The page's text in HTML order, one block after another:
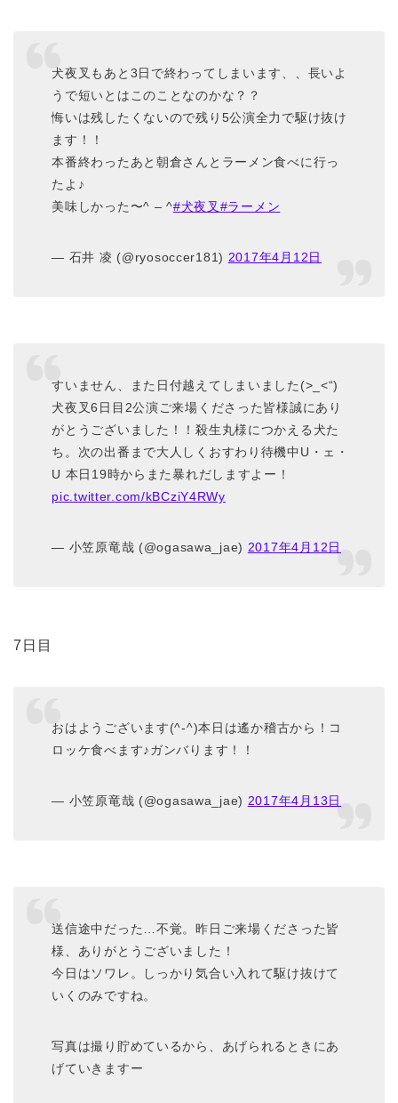
犬夜叉もあと3日で終わってしまいます、、長いよ
うで短いとはこのことなのかな？？
悔いは残したくないので残り5公演全力で駆け抜け
ます！！
本番終わったあと朝倉さんとラーメン食べに行っ
たよ♪
美味しかった〜^ – ^#犬夜叉 #ラーメン
— 石井 凌 (@ryosoccer181) 2017年4月12日
すいません、また日付越えてしまいました(>_<“)
犬夜叉6日目2公演ご来場くださった皆様誠にあり
がとうございました！！殺生丸様につかえる犬た
ち。次の出番まで大人しくおすわり待機中U・ェ・
U 本日19時からまた暴れだしますよー！
pic.twitter.com/kBCziY4RWy
— 小笠原竜哉 (@ogasawa_jae) 2017年4月12日
7日目
おはようございます(^-^)本日は遙か稽古から！コ
ロッケ食べます♪ガンバります！！
— 小笠原竜哉 (@ogasawa_jae) 2017年4月13日
送信途中だった…不覚。昨日ご来場くださった皆
様、ありがとうございました！
今日はソワレ。しっかり気合い入れて駆け抜けて
いくのみですね。
写真は撮り貯めているから、あげられるときにあ
げていきますー